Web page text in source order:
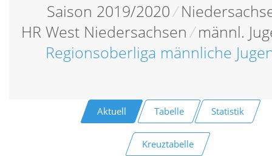
Saison 2019/2020/
HR West Niedersachsen / männl.
Regionsoberliga männliche
Aktuell Tabelle Statistik
Kreuztabelle